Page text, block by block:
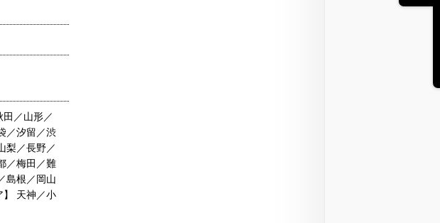
田／山形／
／汐留／渋
梨／長野／
／梅田／難
島根／岡山
】 天神／小